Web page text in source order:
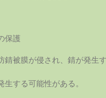
保護
錆被膜が侵され、錆が発生
する可能性がある。